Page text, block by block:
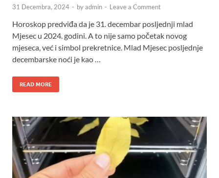
31 Decembra, 2024 - byadmin - Leave a Comment
Horoskop predviđa da je 31. decembar posljednji mlad
Mjesec u 2024. godini. A to nije samo početak novog
mjeseca, već i simbol prekretnice. Mlad Mjesec posljednje
decembarske noći je kao …
READ MORE